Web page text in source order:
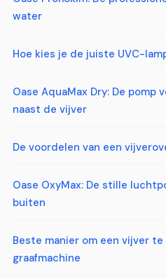
water
Hoe kies je de juiste UVC-
Oase AquaMax Dry: De
naast de vijver
De voordelen van een
Oase OxyMax: De stille
buiten
Beste manier om een vijver
graafmachine